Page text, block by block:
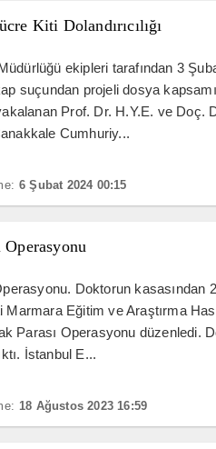
Kiti Dolandırıcılığı
ekipleri tarafından 3
suçundan projeli dosya
Prof. Dr. H.Y.E. ve Doç.
Cumhuriy...
6 Şubat 2024 00:15
Operasyonu
Doktorun kasasından
Marmara Eğitim ve Araştırma
Parası Operasyonu düzenledi.
İstanbul E...
18 Ağustos 2023 16:59